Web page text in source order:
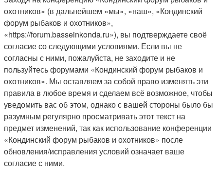
охотников» (в дальнейшем «мы», «наш», «Кондинский
форум рыбаков и охотников»,
«https://forum.basseinkonda.ru»), вы подтверждаете своё
согласие со следующими условиями. Если вы не
согласны с ними, пожалуйста, не заходите и не
пользуйтесь форумами «Кондинский форум рыбаков и
охотников». Мы оставляем за собой право изменять эти
правила в любое время и сделаем всё возможное, чтобы
уведомить вас об этом, однако с вашей стороны было бы
разумным регулярно просматривать этот текст на
предмет изменений, так как использование конференции
«Кондинский форум рыбаков и охотников» после
обновления/исправления условий означает ваше
согласие с ними.